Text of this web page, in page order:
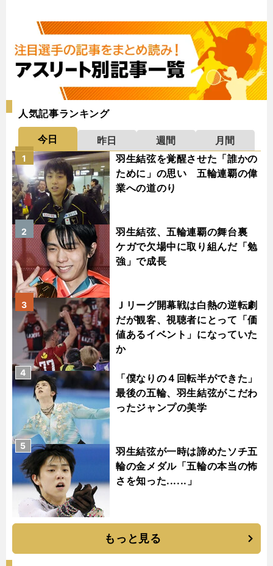
人気記事ランキング
今日 昨日 週間
月間
羽生結弦を覚醒させた「誰かの
ために」の思い 五輪連覇の偉
業への道のり
1
羽生結弦、五輪連覇の舞台裏
ケガで欠場中に取り組んだ「勉
強」で成長
2
Ｊリーグ開幕戦は白熱の逆転劇
だが観客、視聴者にとって「価
値あるイベント」になっていた
か
3
「僕なりの４回転半ができた」
最後の五輪、羽生結弦がこだわ
ったジャンプの美学
4
羽生結弦が一時は諦めたソチ五
輪の金メダル「五輪の本当の怖
さを知った......」
5
もっと見る